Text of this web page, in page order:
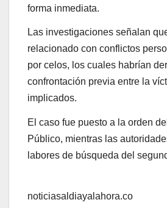
forma inmediata.
Las investigaciones señalan
relacionado con conflictos
por celos, los cuales habrían
confrontación previa entre la
implicados.
El caso fue puesto a la orden
Público, mientras las
labores de búsqueda del
noticiasaldiayalahora.co